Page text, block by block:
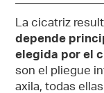
La cicatriz
depende
elegida por el
son el pliegue
axila, todas